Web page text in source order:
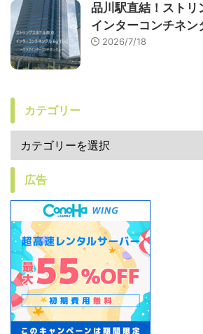
品川駅直結！ストリ
インターコンチネン
2026/7/18
カテゴリー
広告